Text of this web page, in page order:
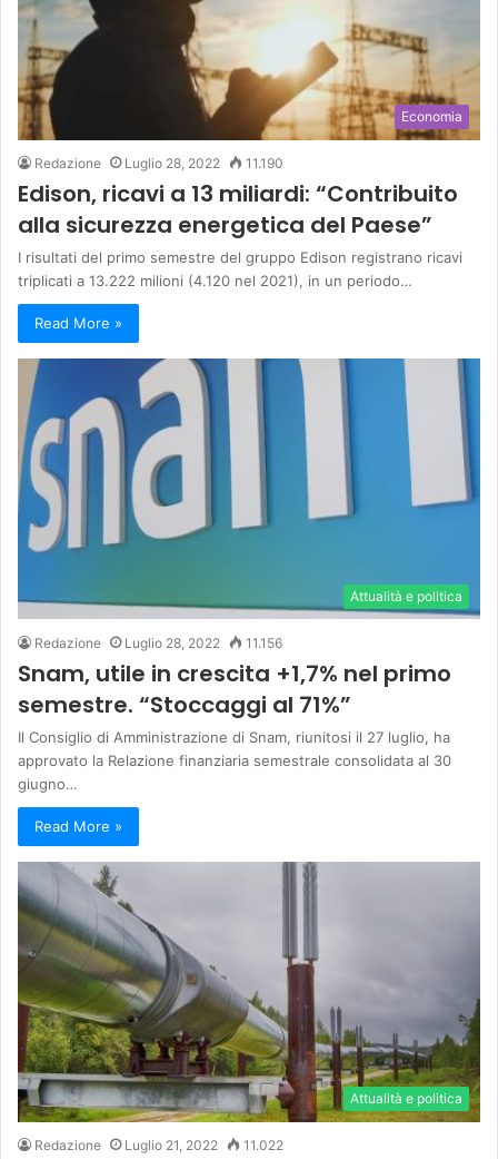
Economia
Redazione Luglio 28, 2022 11.190
Edison, ricavi a 13 miliardi: “Contribuito
alla sicurezza energetica del Paese”
I risultati del primo semestre del gruppo Edison registrano ricavi
triplicati a 13.222 milioni (4.120 nel 2021), in un periodo…
Read More »
Attualità e politica
Redazione Luglio 28, 2022 11.156
Snam, utile in crescita +1,7% nel primo
semestre. “Stoccaggi al 71%”
Il Consiglio di Amministrazione di Snam, riunitosi il 27 luglio, ha
approvato la Relazione finanziaria semestrale consolidata al 30
giugno…
Read More »
Attualità e politica
Redazione Luglio 21, 2022 11.022